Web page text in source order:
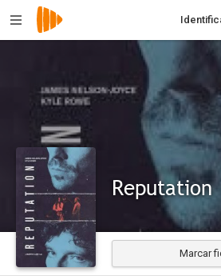
Reputation
Marcar